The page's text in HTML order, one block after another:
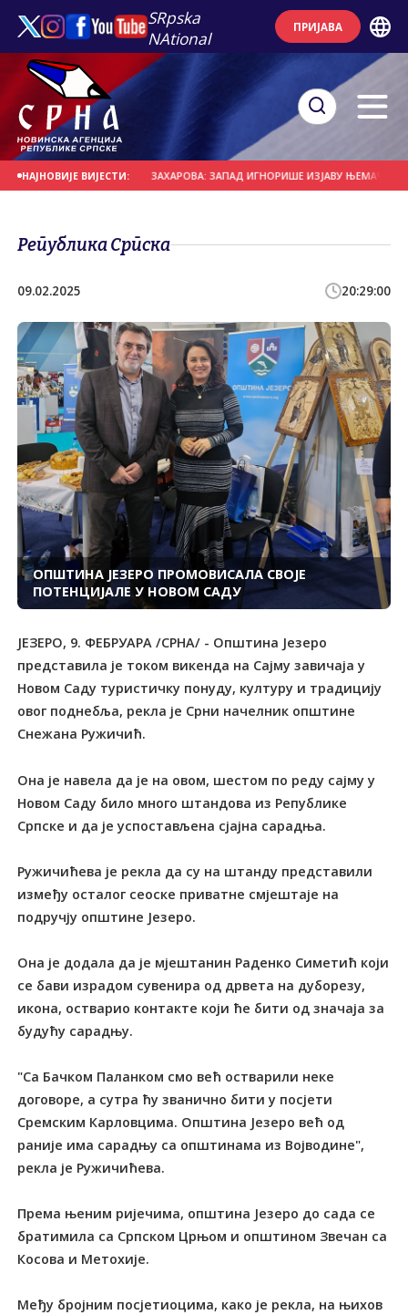
SRpska
NAtional
ПРИЈАВА
НАЈНОВИЈЕ ВИЈЕСТИ:
НА ДАНАШЊИ ДАН ЗАХАРОВА: ЗАПАД ИГНОРИШЕ ИЗЈАВУ ЊЕМАЧКОГ
Република Српска
09.02.2025 20:29:00
ОПШТИНА ЈЕЗЕРО ПРОМОВИСАЛА СВОЈЕ
ПОТЕНЦИЈАЛЕ У НОВОМ САДУ
ЈЕЗЕРО, 9. ФЕБРУАРА /СРНА/ - Општина Језеро
представила је током викенда на Сајму завичаја у
Новом Саду туристичку понуду, културу и традицију
овог поднебља, рекла је Срни начелник општине
Снежана Ружичић.
Она је навела да је на овом, шестом по реду сајму у
Новом Саду било много штандова из Републике
Српске и да је успостављена сјајна сарадња.
Ружичићева је рекла да су на штанду представили
између осталог сеоске приватне смјештаје на
подручју општине Језеро.
Она је додала да је мјештанин Раденко Симетић који
се бави израдом сувенира од дрвета на дуборезу,
икона, остварио контакте који ће бити од значаја за
будућу сарадњу.
"Са Бачком Паланком смо већ остварили неке
договоре, а сутра ћу званично бити у посјети
Сремским Карловцима. Општина Језеро већ од
раније има сарадњу са општинама из Војводине",
рекла је Ружичићева.
Према њеним ријечима, општина Језеро до сада се
братимила са Српском Црњом и општином Звечан са
Косова и Метохије.
Међу бројним посјетиоцима, како је рекла, на њихов